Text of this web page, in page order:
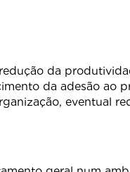
da
da adesão ao
eventual